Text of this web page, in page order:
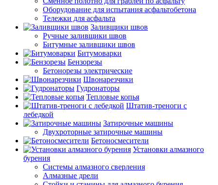
Оборудование для испытания асфальтобетона
Тележки для асфальта
Заливщики швов
Ручные заливщики швов
Битумные заливщики швов
Битумоварки
Бензорезы
Бетонорезы электрические
Швонарезчики
Гудронаторы
Тепловые копья
Штатив-треноги с
лебедкой
Затирочные машины
Двухроторные затирочные машины
Бетоносмесители
Установки алмазного
бурения
Системы алмазного сверления
Алмазные дрели